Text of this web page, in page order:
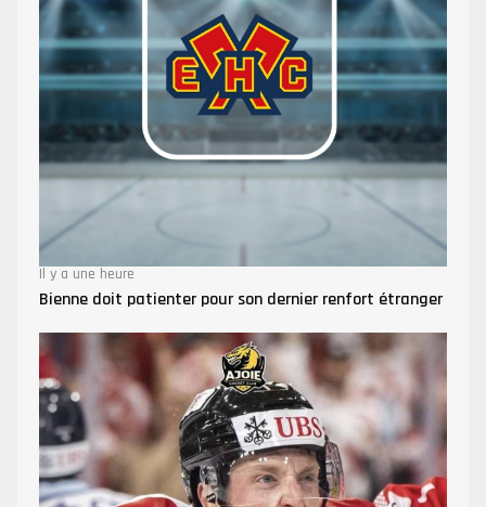
Il y a une heure
Bienne doit patienter pour son dernier renfort étranger